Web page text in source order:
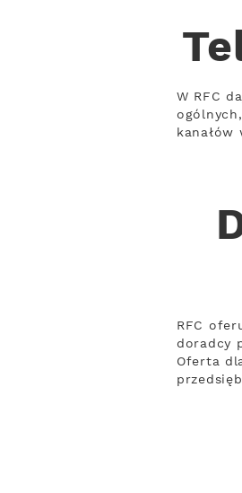
W RFC
RFC
doradcy
Oferta